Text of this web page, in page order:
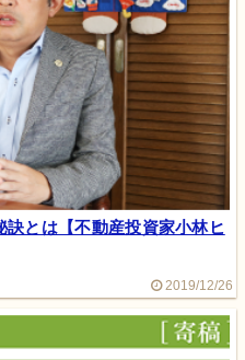
とは【不動産投資家小林ヒ
2019/12/26